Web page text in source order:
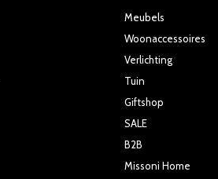
Meubels
Woonaccessoires
Verlichting
Tuin
Giftshop
SALE
B2B
Missoni Home